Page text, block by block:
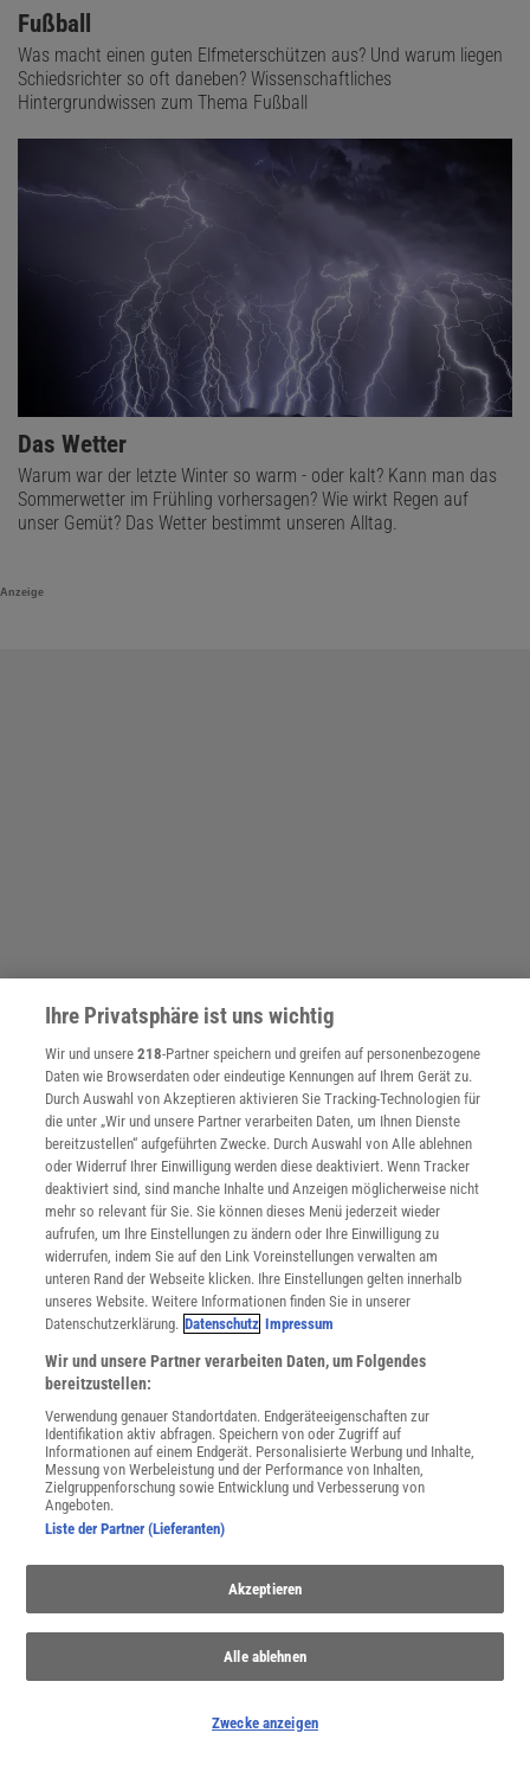
Fußball
Was macht einen guten Elfmeterschützen aus? Und warum liegen
Schiedsrichter so oft daneben? Wissenschaftliches
Hintergrundwissen zum Thema Fußball
Das Wetter
Warum war der letzte Winter so warm - oder kalt? Kann man das
Sommerwetter im Frühling vorhersagen? Wie wirkt Regen auf
unser Gemüt? Das Wetter bestimmt unseren Alltag.
Anzeige
SPONSORED
PARTNERINHALTE
Anzeige
NACH OBEN
Für Sie im Spektrum-Shop und am Kiosk:
Ihre Privatsphäre ist uns wichtig
Wir und unsere218-Partner speichern und greifen auf personenbezogene
Daten wie Browserdaten oder eindeutige Kennungen auf Ihrem Gerät zu.
Durch Auswahl von Akzeptieren aktivieren Sie Tracking-Technologien für
die unter „Wir und unsere Partner verarbeiten Daten, um Ihnen Dienste
bereitzustellen“ aufgeführten Zwecke. Durch Auswahl von Alle ablehnen
oder Widerruf Ihrer Einwilligung werden diese deaktiviert. Wenn Tracker
deaktiviert sind, sind manche Inhalte und Anzeigen möglicherweise nicht
mehr so relevant für Sie. Sie können dieses Menü jederzeit wieder
aufrufen, um Ihre Einstellungen zu ändern oder Ihre Einwilligung zu
widerrufen, indem Sie auf den Link Voreinstellungen verwalten am
unteren Rand der Webseite klicken. Ihre Einstellungen gelten innerhalb
unseres Website. Weitere Informationen finden Sie in unserer
Datenschutzerklärung. Datenschutz Impressum
Wir und unsere Partner verarbeiten Daten, um Folgendes
bereitzustellen:
Verwendung genauer Standortdaten. Endgeräteeigenschaften zur
Identifikation aktiv abfragen. Speichern von oder Zugriff auf
Informationen auf einem Endgerät. Personalisierte Werbung und Inhalte,
Messung von Werbeleistung und der Performance von Inhalten,
Zielgruppenforschung sowie Entwicklung und Verbesserung von
Angeboten.
Liste der Partner (Lieferanten)
Akzeptieren
Alle ablehnen
Zwecke anzeigen